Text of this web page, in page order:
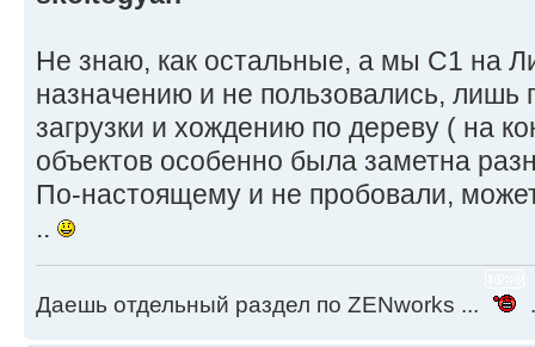
Не знаю, как остальные, а мы С1 на
назначению и не пользовались, лишь
загрузки и хождению по дереву ( на
объектов особенно была заметна
По-настоящему и не пробовали,
..
Даешь отдельный раздел по ZENworks ...